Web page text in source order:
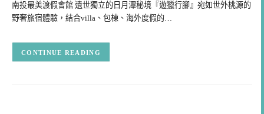
南投最美渡假會館 遺世獨立的日月潭秘境『遊獵行腳』宛如世外桃源的
野奢旅宿體驗，結合villa、包棟、海外度假的…
CONTINUE READING